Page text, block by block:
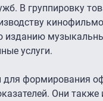
В группировку
изданию
услуги.
для формирования
Они